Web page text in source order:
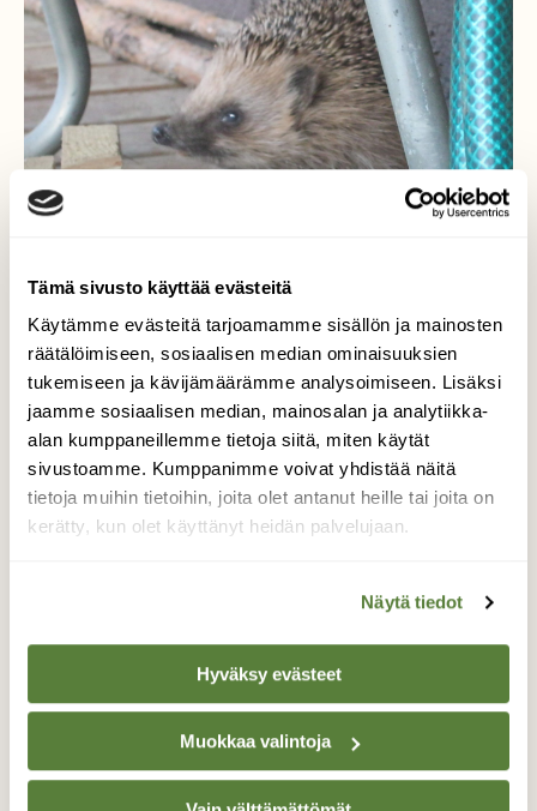
Tämä sivusto käyttää evästeitä
Käytämme evästeitä tarjoamamme sisällön ja mainosten
räätälöimiseen, sosiaalisen median ominaisuuksien
tukemiseen ja kävijämäärämme analysoimiseen. Lisäksi
jaamme sosiaalisen median, mainosalan ja analytiikka-
alan kumppaneillemme tietoja siitä, miten käytät
sivustoamme. Kumppanimme voivat yhdistää näitä
tietoja muihin tietoihin, joita olet antanut heille tai joita on
kerätty, kun olet käyttänyt heidän palvelujaan.
Näytä tiedot
Hyväksy evästeet
Muokkaa valintoja
tuotko jo ruokaa ?
takapihan ihanista siileistä on pidetty huolta
jo useamman vuoden. tulevat iltaisin
kysymään ruoka-apua. mikäpä on
Valokuvaaja: Pirjo, Hyvinkää 18.05